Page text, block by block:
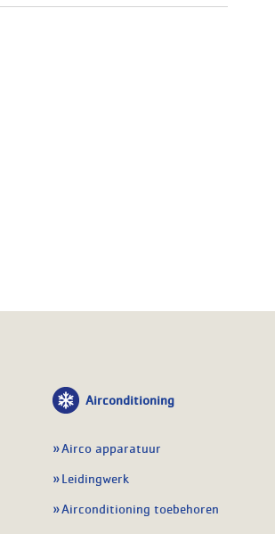
Airconditioning
Airco apparatuur
Leidingwerk
Airconditioning toebehoren